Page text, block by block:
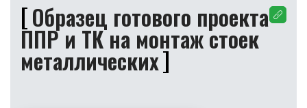
Образец готового проекта
ППР и ТК на монтаж стоек
металлических